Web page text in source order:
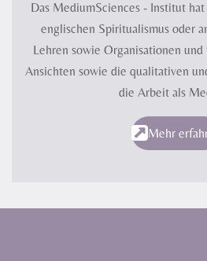
Das MediumSciences - Institut
englischen Spiritualismus oder
Lehren sowie Organisationen
Ansichten sowie die qualitativen
die Arbeit als
Mehr